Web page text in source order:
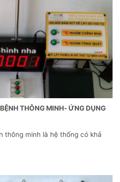
THÔNG MINH- ỨNG DỤNG
thông minh là hệ thống có khả